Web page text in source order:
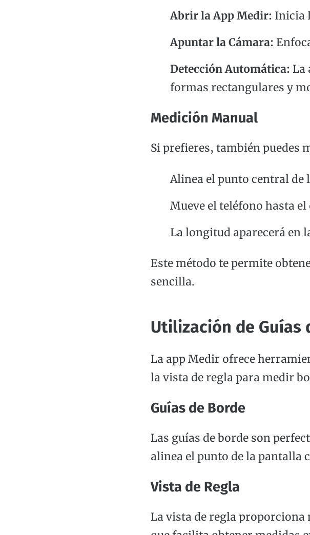
Abrir la App Medir: Inicia
Apuntar la Cámara:
Detección Automática: La
formas rectangulares y
Medición Manual
Si prefieres, también puedes
Alinea el punto central de
Mueve el teléfono hasta
La longitud aparecerá en
Este método te permite
sencilla.
Utilización de Guías
La app Medir ofrece
la vista de regla para medir
Guías de Borde
Las guías de borde son
alinea el punto de la pantalla
Vista de Regla
La vista de regla proporciona